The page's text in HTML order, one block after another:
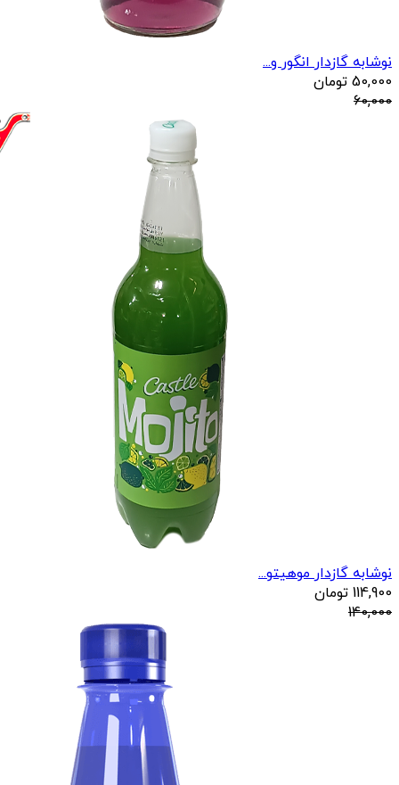
نوشابه گازدار انگور و...
50,000 تومان
60,000
نوشابه گازدار موهیتو...
114,900 تومان
140,000